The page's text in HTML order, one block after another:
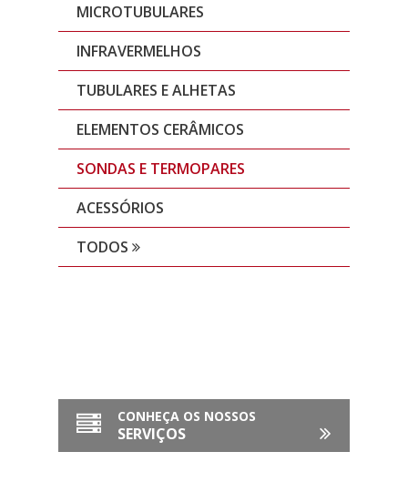
MICROTUBULARES
INFRAVERMELHOS
TUBULARES E ALHETAS
ELEMENTOS CERÂMICOS
SONDAS E TERMOPARES
ACESSÓRIOS
TODOS
CONHEÇA OS NOSSOS
SERVIÇOS